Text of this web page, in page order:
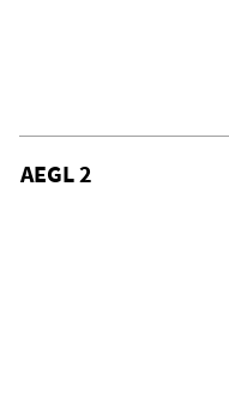
AEGL 2